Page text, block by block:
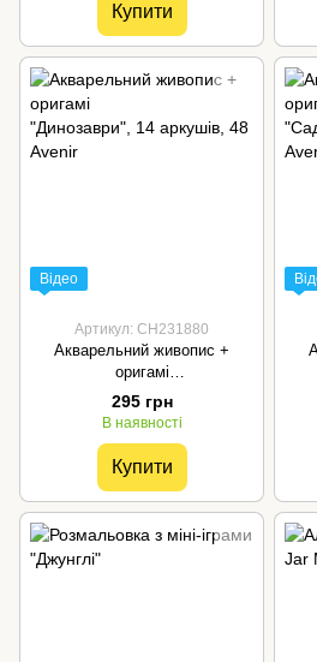
Купити
Відео
Артикул: CH231880
Акварельний живопис +
оригамі
"Динозаври", 14 аркушів, 48 п
алітр, Avenir
295 грн
В наявності
Купити